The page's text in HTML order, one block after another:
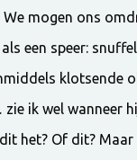
mogen ons
een speer:
klotsende
ik wel wanneer
het? Of dit?